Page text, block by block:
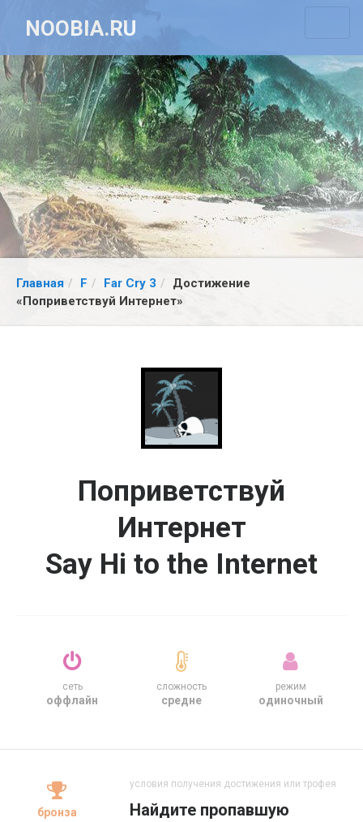
NOOBIA.RU
Главная F Far Cry 3
Достижение
«Поприветствуй Интернет»
Поприветствуй
Интернет
Say Hi to the Internet
сеть
оффлайн
сложность
средне
режим
одиночный
бронза
условия получения достижения или трофея
Найдите пропавшую